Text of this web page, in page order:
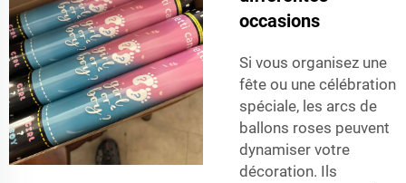
occasions
Si vous organisez une
fête ou une célébration
spéciale, les arcs de
ballons roses peuvent
dynamiser votre
décoration. Ils